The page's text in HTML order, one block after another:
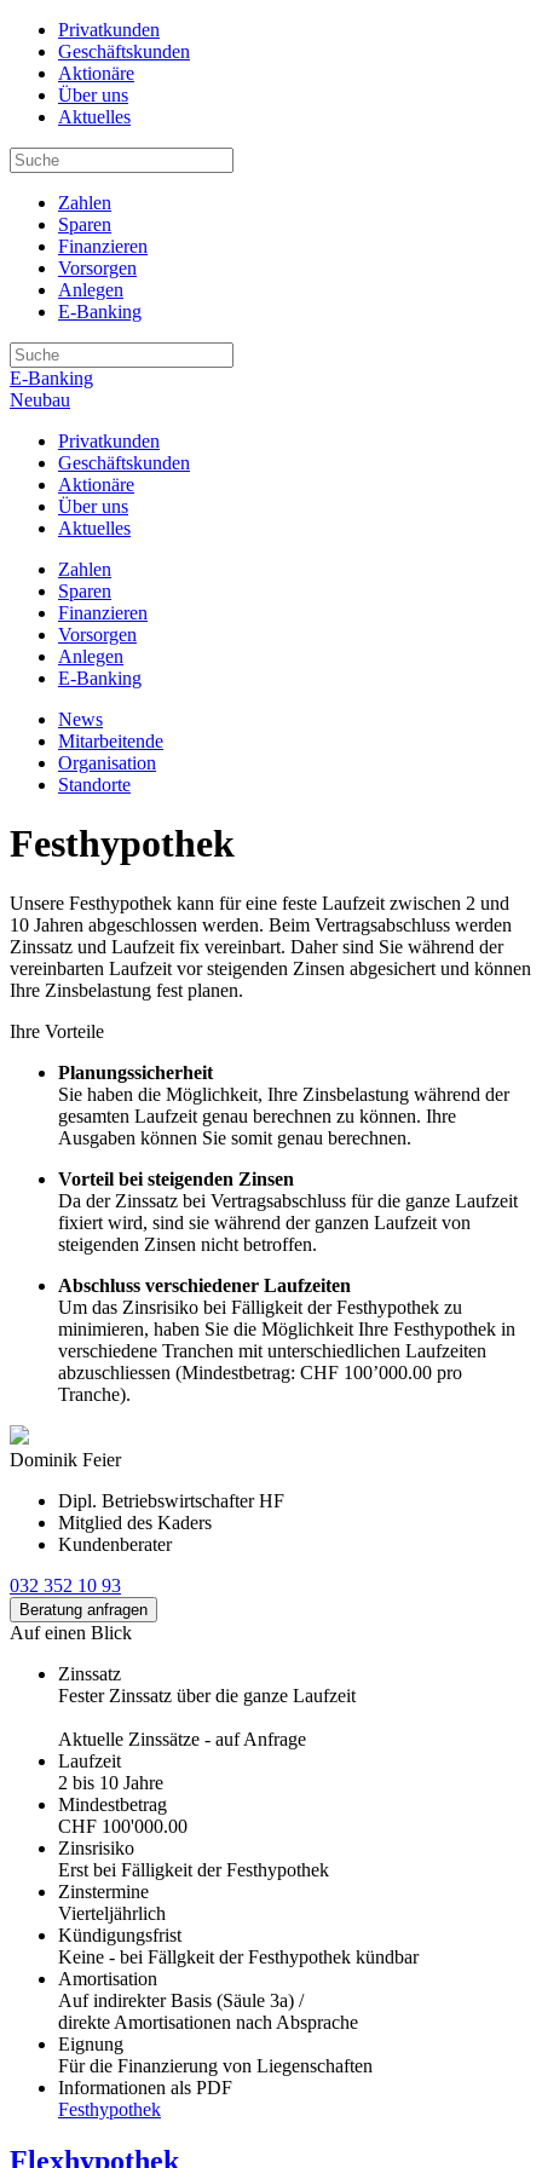
Privatkunden
Geschäftskunden
Aktionäre
Über uns
Aktuelles
Zahlen
Sparen
Finanzieren
Vorsorgen
Anlegen
E-Banking
E-Banking
Neubau
Privatkunden
Geschäftskunden
Aktionäre
Über uns
Aktuelles
Zahlen
Sparen
Finanzieren
Vorsorgen
Anlegen
E-Banking
News
Mitarbeitende
Organisation
Standorte
Festhypothek
Unsere Festhypothek kann für eine feste Laufzeit zwischen 2 und
10 Jahren abgeschlossen werden. Beim Vertragsabschluss werden
Zinssatz und Laufzeit fix vereinbart. Daher sind Sie während der
vereinbarten Laufzeit vor steigenden Zinsen abgesichert und können
Ihre Zinsbelastung fest planen.
Ihre Vorteile
Planungssicherheit
Sie haben die Möglichkeit, Ihre Zinsbelastung während der
gesamten Laufzeit genau berechnen zu können. Ihre
Ausgaben können Sie somit genau berechnen.
Vorteil bei steigenden Zinsen
Da der Zinssatz bei Vertragsabschluss für die ganze Laufzeit
fixiert wird, sind sie während der ganzen Laufzeit von
steigenden Zinsen nicht betroffen.
Abschluss verschiedener Laufzeiten
Um das Zinsrisiko bei Fälligkeit der Festhypothek zu
minimieren, haben Sie die Möglichkeit Ihre Festhypothek in
verschiedene Tranchen mit unterschiedlichen Laufzeiten
abzuschliessen (Mindestbetrag: CHF 100’000.00 pro
Tranche).
Dominik Feier
Dipl. Betriebswirtschafter HF
Mitglied des Kaders
Kundenberater
032 352 10 93
Beratung anfragen
Auf einen Blick
Zinssatz
Fester Zinssatz über die ganze Laufzeit
Aktuelle Zinssätze - auf Anfrage
Laufzeit
2 bis 10 Jahre
Mindestbetrag
CHF 100'000.00
Zinsrisiko
Erst bei Fälligkeit der Festhypothek
Zinstermine
Vierteljährlich
Kündigungsfrist
Keine - bei Fällgkeit der Festhypothek kündbar
Amortisation
Auf indirekter Basis (Säule 3a) /
direkte Amortisationen nach Absprache
Eignung
Für die Finanzierung von Liegenschaften
Informationen als PDF
Festhypothek
Flexhypothek